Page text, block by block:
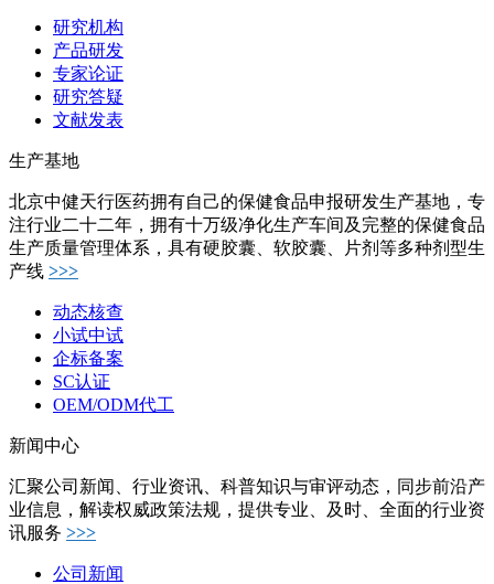
研究机构
产品研发
专家论证
研究答疑
文献发表
生产基地
北京中健天行医药拥有自己的保健食品申报研发生产基地，专
注行业二十二年，拥有十万级净化生产车间及完整的保健食品
生产质量管理体系，具有硬胶囊、软胶囊、片剂等多种剂型生
产线 >>>
动态核查
小试中试
企标备案
SC认证
OEM/ODM代工
新闻中心
汇聚公司新闻、行业资讯、科普知识与审评动态，同步前沿产
业信息，解读权威政策法规，提供专业、及时、全面的行业资
讯服务 >>>
公司新闻